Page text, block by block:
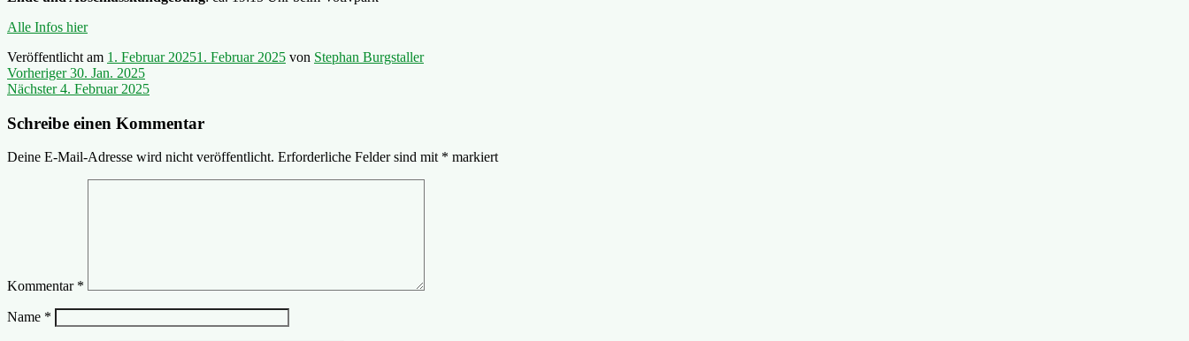
Alle Infos hier
Veröffentlicht am 1. Februar 20251. Februar 2025 von Stephan Burgstaller
Beitragsnavigation
Vorheriger Vorheriger
Beitrag:
30. Jan. 2025
Nächster Nächster
4. Februar 2025
Schreibe einen Kommentar
Deine E-Mail-Adresse wird nicht veröffentlicht. Erforderliche Felder sind mit * markiert
Kommentar *
Name *